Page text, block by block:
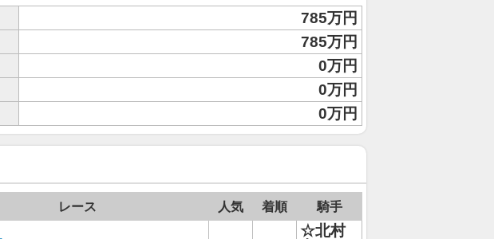
785万円
785万円
0万円
0万円
0万円
レース 人気 着順 騎手
☆北村